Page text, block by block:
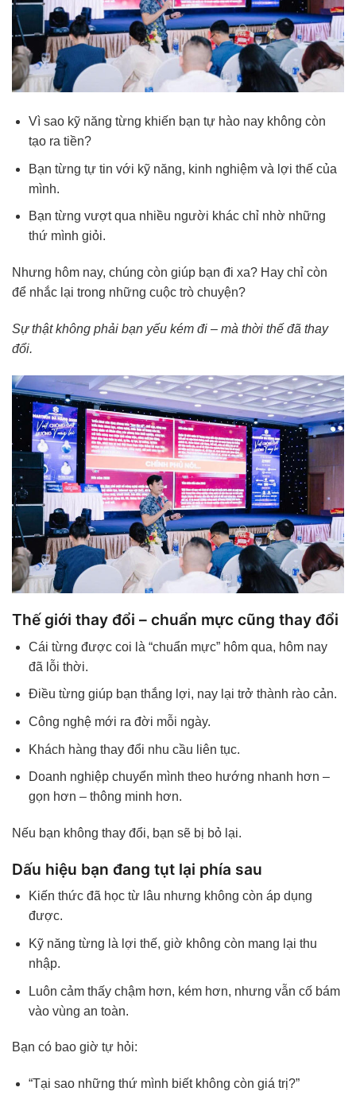
Vì sao kỹ năng từng khiến bạn tự hào nay không còn
tạo ra tiền?
Bạn từng tự tin với kỹ năng, kinh nghiệm và lợi thế của
mình.
Bạn từng vượt qua nhiều người khác chỉ nhờ những
thứ mình giỏi.
Nhưng hôm nay, chúng còn giúp bạn đi xa? Hay chỉ còn
để nhắc lại trong những cuộc trò chuyện?
Sự thật không phải bạn yếu kém đi – mà thời thế đã thay
đổi.
Thế giới thay đổi – chuẩn mực cũng thay đổi
Cái từng được coi là “chuẩn mực” hôm qua, hôm nay
đã lỗi thời.
Điều từng giúp bạn thắng lợi, nay lại trở thành rào cản.
Công nghệ mới ra đời mỗi ngày.
Khách hàng thay đổi nhu cầu liên tục.
Doanh nghiệp chuyển mình theo hướng nhanh hơn –
gọn hơn – thông minh hơn.
Nếu bạn không thay đổi, bạn sẽ bị bỏ lại.
Dấu hiệu bạn đang tụt lại phía sau
Kiến thức đã học từ lâu nhưng không còn áp dụng
được.
Kỹ năng từng là lợi thế, giờ không còn mang lại thu
nhập.
Luôn cảm thấy chậm hơn, kém hơn, nhưng vẫn cố bám
vào vùng an toàn.
Bạn có bao giờ tự hỏi:
“Tại sao những thứ mình biết không còn giá trị?”